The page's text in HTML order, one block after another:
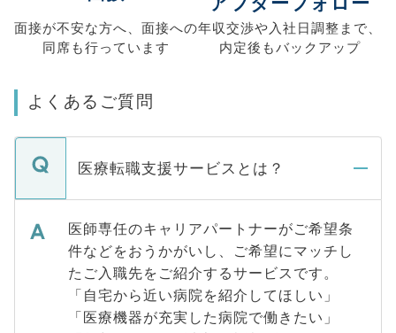
面接が不安な方へ、 面接への
同席も行っています
年収交渉や入社日調整まで、
内定後もバックアップ
よくあるご質問
医療転職支援サービスとは？
医師専任のキャリアパートナーがご希望条
件などをおうかがいし、ご希望にマッチし
たご入職先をご紹介するサービスです。
「自宅から近い病院を紹介してほしい」
「医療機器が充実した病院で働きたい」